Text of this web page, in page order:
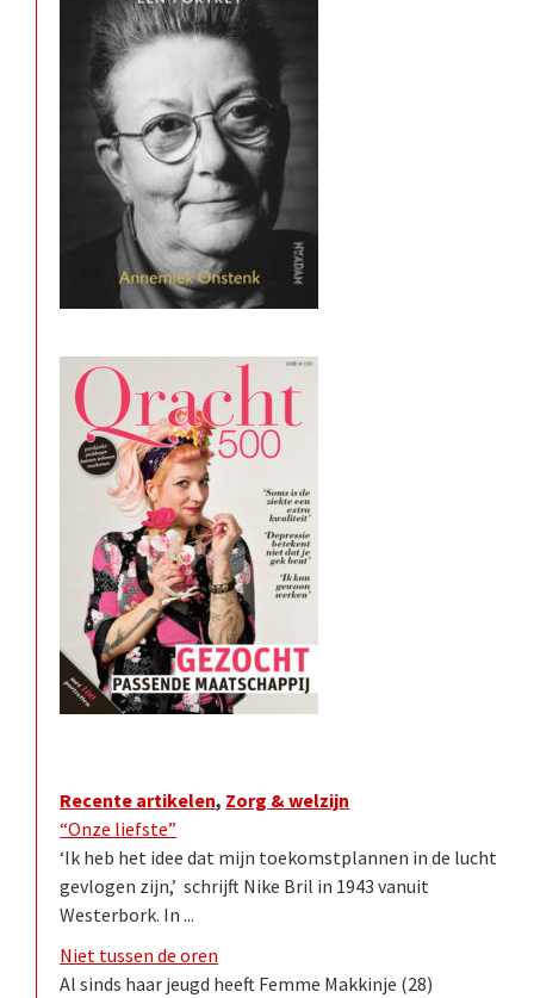
Recente artikelen, Zorg & welzijn
“Onze liefste”
‘Ik heb het idee dat mijn toekomstplannen in de lucht
gevlogen zijn,’ schrijft Nike Bril in 1943 vanuit
Westerbork. In ...
Niet tussen de oren
Al sinds haar jeugd heeft Femme Makkinje (28)